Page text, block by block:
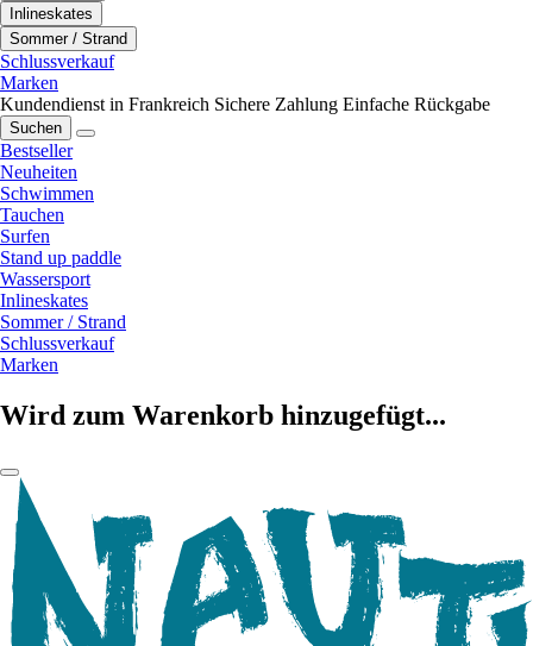
Inlineskates
Sommer / Strand
Schlussverkauf
Marken
Kundendienst in Frankreich Sichere Zahlung Einfache Rückgabe
Suchen
Bestseller
Neuheiten
Schwimmen
Tauchen
Surfen
Stand up paddle
Wassersport
Inlineskates
Sommer / Strand
Schlussverkauf
Marken
Wird zum Warenkorb hinzugefügt...